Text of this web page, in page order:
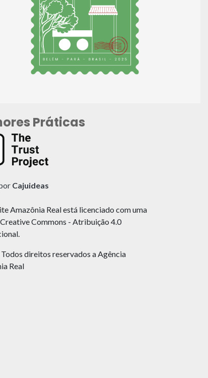
Práticas
Cajuideas
Amazônia Real está licenciado com uma
Commons - Atribuição 4.0
direitos reservados a Agência
Real